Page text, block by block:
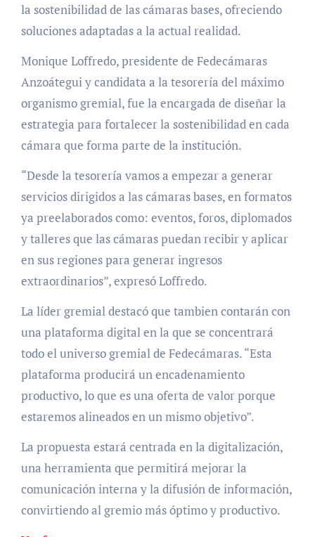
la sostenibilidad de las cámaras bases, ofreciendo
soluciones adaptadas a la actual realidad.
Monique Loffredo, presidente de Fedecámaras
Anzoátegui y candidata a la tesorería del máximo
organismo gremial, fue la encargada de diseñar la
estrategia para fortalecer la sostenibilidad en cada
cámara que forma parte de la institución.
“Desde la tesorería vamos a empezar a generar
servicios dirigidos a las cámaras bases, en formatos
ya preelaborados como: eventos, foros, diplomados
y talleres que las cámaras puedan recibir y aplicar
en sus regiones para generar ingresos
extraordinarios”, expresó Loffredo.
La líder gremial destacó que tambien contarán con
una plataforma digital en la que se concentrará
todo el universo gremial de Fedecámaras. “Esta
plataforma producirá un encadenamiento
productivo, lo que es una oferta de valor porque
estaremos alineados en un mismo objetivo”.
La propuesta estará centrada en la digitalización,
una herramienta que permitirá mejorar la
comunicación interna y la difusión de información,
convirtiendo al gremio más óptimo y productivo.